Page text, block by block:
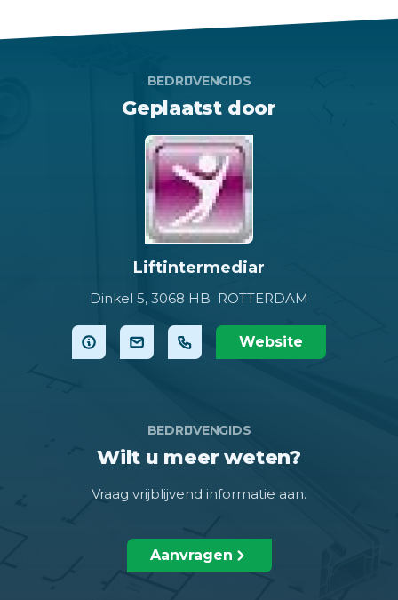
BEDRIJVENGIDS
Geplaatst door
Liftintermediar
Dinkel 5, 3068 HB ROTTERDAM
Website
BEDRIJVENGIDS
Wilt u meer weten?
Vraag vrijblijvend informatie aan.
Aanvragen